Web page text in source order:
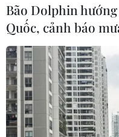
Bão Dolphin
Quốc, cảnh báo